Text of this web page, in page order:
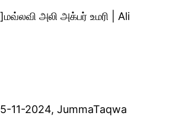
அலி அக்பர் உமரி | Ali
11-2024, JummaTaqwa